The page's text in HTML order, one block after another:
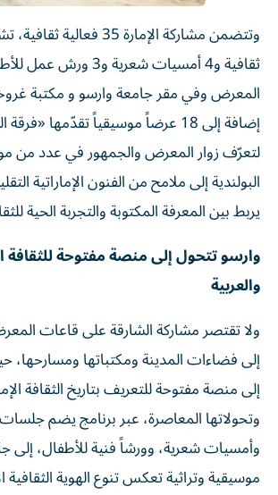
ثقافية و4 أمسيات شعرية
المعرض وفي مقر جامعة وارسو و مكتبة
إضافة إلى 18 عرضاً موسيقياً تقدّمها
لتعرّف زوار المعرض والجمهور في عدد من
البولندية إلى ملامح من الفنون الإماراتية
يربط بين المعرفة المكتوبة والتجربة الحية
وارسو تتحول إلى منصة مفتوحة للثقافة
والعربية
ولا تقتصر مشاركة الشارقة على قاعات
إلى فضاءات المدينة ومكتباتها
إلى منصة مفتوحة للتعريف بتاريخ الثقافة
وتحولاتها المعاصرة، عبر برنامج يضم
وأمسيات شعرية، وورشاً فنية للأطفال،
موسيقية وتراثية تعكس تنوع الهوية الثقافية